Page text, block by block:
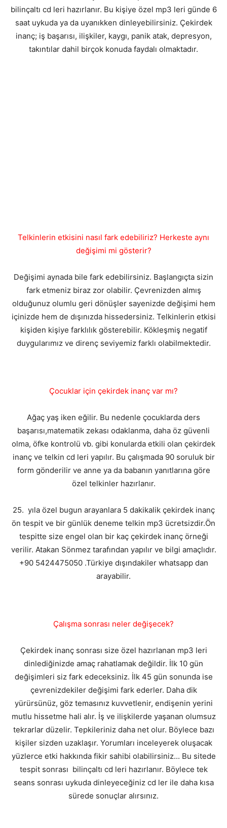
bilinçaltı cd leri hazırlanır. Bu kişiye özel mp3 leri günde 6
saat uykuda ya da uyanıkken dinleyebilirsiniz. Çekirdek
inanç; iş başarısı, ilişkiler, kaygı, panik atak, depresyon,
takıntılar dahil birçok konuda faydalı olmaktadır.
Telkinlerin etkisini nasıl fark edebiliriz? Herkeste aynı
değişimi mi gösterir?
Değişimi aynada bile fark edebilirsiniz. Başlangıçta sizin
fark etmeniz biraz zor olabilir. Çevrenizden almış
olduğunuz olumlu geri dönüşler sayenizde değişimi hem
içinizde hem de dışınızda hissedersiniz. Telkinlerin etkisi
kişiden kişiye farklılık gösterebilir. Kökleşmiş negatif
duygularımız ve direnç seviyemiz farklı olabilmektedir.
Çocuklar için çekirdek inanç var mı?
Ağaç yaş iken eğilir. Bu nedenle çocuklarda ders
başarısı,matematik zekası odaklanma, daha öz güvenli
olma, öfke kontrolü vb. gibi konularda etkili olan çekirdek
inanç ve telkin cd leri yapılır. Bu çalışmada 90 soruluk bir
form gönderilir ve anne ya da babanın yanıtlarına göre
özel telkinler hazırlanır.
25. yıla özel bugun arayanlara 5 dakikalik çekirdek inanç
ön tespit ve bir günlük deneme telkin mp3 ücretsizdir.Ön
tespitte size engel olan bir kaç çekirdek inanç örneği
verilir. Atakan Sönmez tarafından yapılır ve bilgi amaçlıdır.
+90 5424475050 .Türkiye dışındakiler whatsapp dan
arayabilir.
Çalışma sonrası neler değişecek?
Çekirdek inanç sonrası size özel hazırlanan mp3 leri
dinlediğinizde amaç rahatlamak değildir. İlk 10 gün
değişimleri siz fark edeceksiniz. İlk 45 gün sonunda ise
çevrenizdekiler değişimi fark ederler. Daha dik
yürürsünüz, göz temasınız kuvvetlenir, endişenin yerini
mutlu hissetme hali alır. İş ve ilişkilerde yaşanan olumsuz
tekrarlar düzelir. Tepkileriniz daha net olur. Böylece bazı
kişiler sizden uzaklaşır. Yorumları inceleyerek oluşacak
yüzlerce etki hakkında fikir sahibi olabilirsiniz... Bu sitede
tespit sonrası bilinçaltı cd leri hazırlanır. Böylece tek
seans sonrası uykuda dinleyeceğiniz cd ler ile daha kısa
sürede sonuçlar alırsınız.